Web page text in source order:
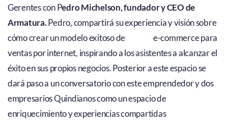
Gerentes con Pedro Michelson, fundador y CEO de
Armatura.Pedro, compartirá su experiencia y visión sobre
cómo crear un modelo exitoso de e-commerce para
ventas por internet, inspirando a los asistentes a alcanzar el
éxito en sus propios negocios. Posterior a este espacio se
dará paso a un conversatorio con este emprendedor y dos
empresarios Quindianos como un espacio de
enriquecimiento y experiencias compartidas